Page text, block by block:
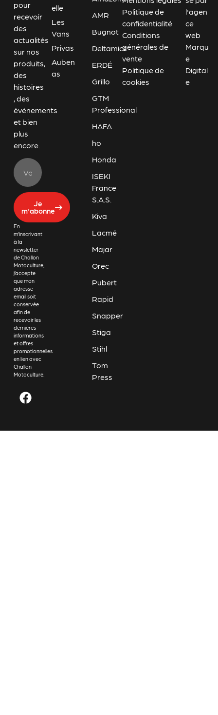
pour
recevoir
des
actualités
sur nos
produits,
des
histoires
, des
événements
et bien
plus
encore.
Je
m'abonne
En
m’inscrivant
à la
newsletter
de Challon
Motoculture,
j’accepte
que mon
adresse
email soit
conservée
afin de
recevoir les
dernières
informations
et offres
promotionnelles
en lien avec
Challon
Motoculture.
elle
Les
Vans
Privas
Auben
as
AMR
Bugnot
Deltamics
ERDÉ
Grillo
GTM
Professional
HAFA
ho
Honda
ISEKI
France
S.A.S.
Kiva
Lacmé
Majar
Orec
Pubert
Rapid
Snapper
Stiga
Stihl
Tom
Press
Politique de
confidentialité
Conditions
générales de
vente
Politique de
cookies
l'agen
ce
web
Marqu
e
Digital
e